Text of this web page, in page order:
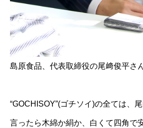
島原食品、代表取締役の尾﨑俊平さん
“GOCHISOY”(ゴチソイ)の全ては、
言ったら木綿か絹か、白くて四角で